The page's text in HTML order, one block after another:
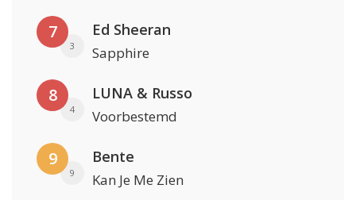
7
3
Ed Sheeran
Sapphire
8
4
LUNA & Russo
Voorbestemd
9
9
Bente
Kan Je Me Zien